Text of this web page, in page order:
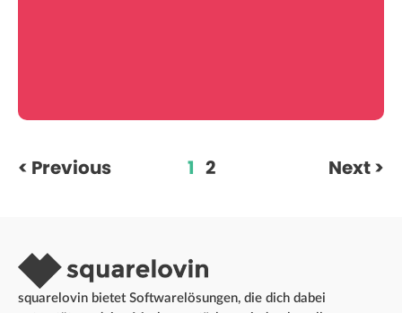
< Previous 1 2 Next >
squarelovin bietet Softwarelösungen, die dich dabei